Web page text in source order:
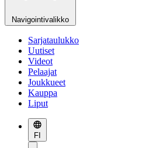
Navigointivalikko
Sarjataulukko
Uutiset
Videot
Pelaajat
Joukkueet
Kauppa
Liput
FI